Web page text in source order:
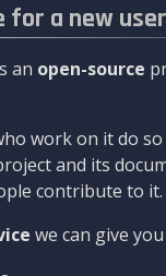
for a new
an open-source
work on it do
and its
contribute to it.
we can give you